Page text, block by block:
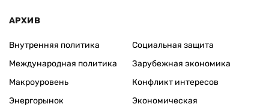
АРХИВ
Внутренняя политика
Международная политика
Макроуровень
Энергорынок
Социальная защита
Зарубежная экономика
Конфликт интересов
Экономическая